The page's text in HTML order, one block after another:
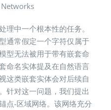
理中一个根本性的任务。
通常假定一个字符仅属于
型无法被用于带有嵌套命
命名实体提及在自然语言
这类嵌套实体会对后续自
针对这一问题，我们提出
点-区域网络。该网络充分